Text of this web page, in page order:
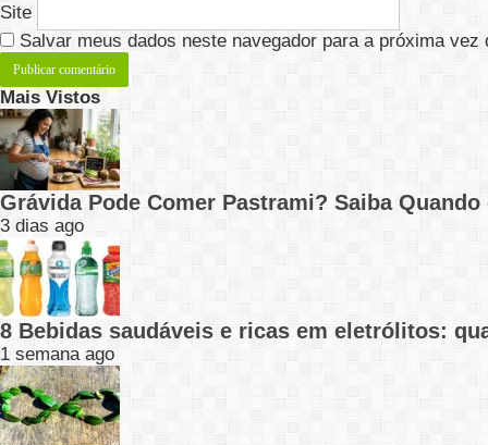
Site
Salvar meus dados neste navegador para a próxima vez
Mais Vistos
Grávida Pode Comer Pastrami? Saiba
3 dias ago
8 Bebidas saudáveis e ricas em eletrólitos:
1 semana ago